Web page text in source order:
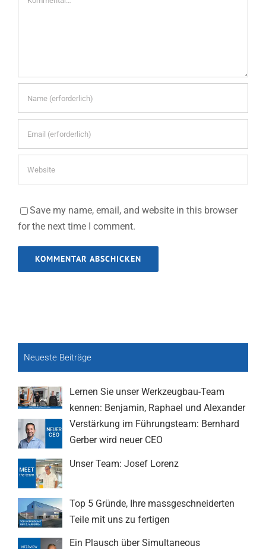
Save my name, email, and website in this browser
for the next time I comment.
Neueste Beiträge
Lernen Sie unser Werkzeugbau-Team
kennen: Benjamin, Raphael und Alexander
Verstärkung im Führungsteam: Bernhard
Gerber wird neuer CEO
Unser Team: Josef Lorenz
Top 5 Gründe, Ihre massgeschneiderten
Teile mit uns zu fertigen
Ein Plausch über Simultaneous